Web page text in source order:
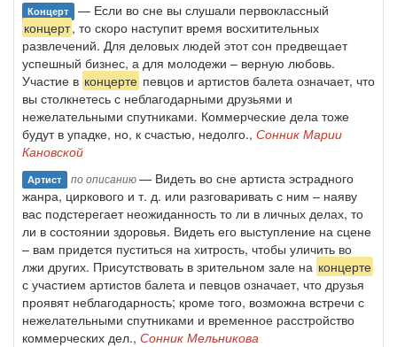
Концерт — Если во сне вы слушали первоклассный
концерт, то скоро наступит время восхитительных
развлечений. Для деловых людей этот сон предвещает
успешный бизнес, а для молодежи – верную любовь.
Участие в концерте певцов и артистов балета означает, что
вы столкнетесь с неблагодарными друзьями и
нежелательными спутниками. Коммерческие дела тоже
будут в упадке, но, к счастью, недолго., Сонник Марии
Кановской
Артист по описанию— Видеть во сне артиста эстрадного
жанра, циркового и т. д. или разговаривать с ним – наяву
вас подстерегает неожиданность то ли в личных делах, то
ли в состоянии здоровья. Видеть его выступление на сцене
– вам придется пуститься на хитрость, чтобы уличить во
лжи других. Присутствовать в зрительном зале на концерте
с участием артистов балета и певцов означает, что друзья
проявят неблагодарность; кроме того, возможна встречи с
нежелательными спутниками и временное расстройство
коммерческих дел., Сонник Мельникова